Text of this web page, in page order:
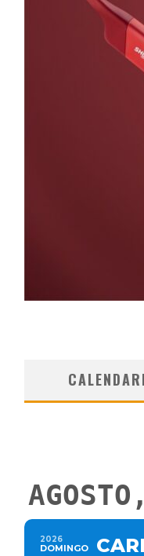
2026
DOMINGO